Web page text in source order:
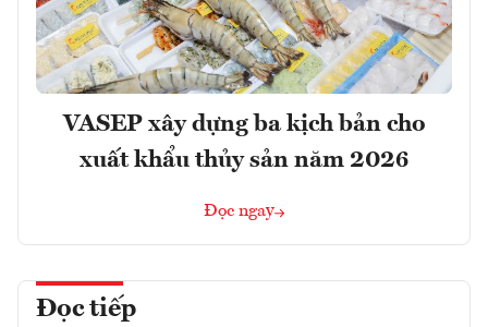
VASEP xây dựng ba kịch bản cho
xuất khẩu thủy sản năm 2026
Đọc ngay
Đọc tiếp